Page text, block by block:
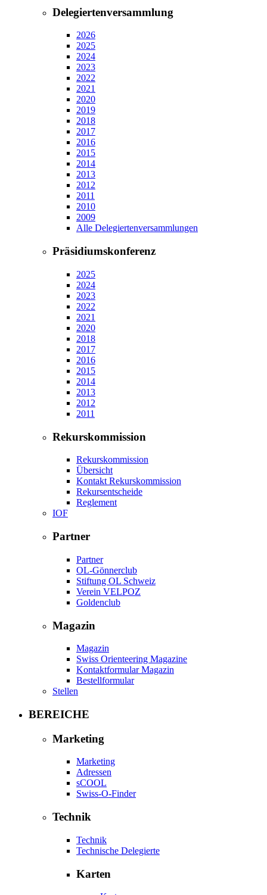
Delegiertenversammlung
2026
2025
2024
2023
2022
2021
2020
2019
2018
2017
2016
2015
2014
2013
2012
2011
2010
2009
Alle Delegiertenversammlungen
Präsidiumskonferenz
2025
2024
2023
2022
2021
2020
2018
2017
2016
2015
2014
2013
2012
2011
Rekurskommission
Rekurskommission
Übersicht
Kontakt Rekurskommission
Rekursentscheide
Reglement
IOF
Partner
Partner
OL-Gönnerclub
Stiftung OL Schweiz
Verein VELPOZ
Goldenclub
Magazin
Magazin
Swiss Orienteering Magazine
Kontaktformular Magazin
Bestellformular
Stellen
BEREICHE
Marketing
Marketing
Adressen
sCOOL
Swiss-O-Finder
Technik
Technik
Technische Delegierte
Karten